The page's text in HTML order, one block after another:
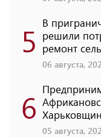
5 В
решили
ремонт
06 августа,
6
05 августа,